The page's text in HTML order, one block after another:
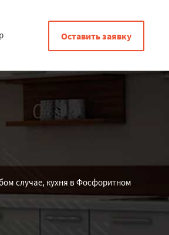
Оставить заявку
случае, кухня в Фосфоритном